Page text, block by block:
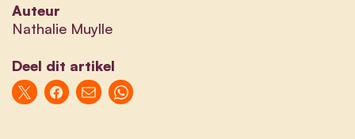
Auteur
Nathalie Muylle
Deel dit artikel